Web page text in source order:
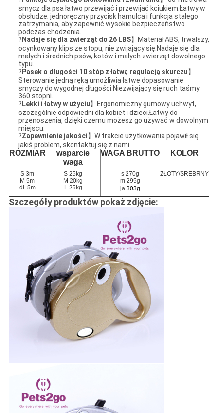
smycz dla psa łatwo przewijać i przewijać kciukiem.Łatwy w
obsłudze, jednoręczny przycisk hamulca i funkcja stałego
zatrzymania, aby zapewnić wysokie bezpieczeństwo
podczas chodzenia.
? Nadaje się dla zwierząt do 26 LBS】Materiał ABS, trwalszy,
ocynkowany klips ze stopu, nie zwijający się.Nadaje się dla
małych i średnich psów, kotów i małych zwierząt dowolnego
typu.
? Pasek o długości 10 stóp z łatwą regulacją skurczu】
Sterowanie jedną ręką umożliwia łatwe dopasowanie
smyczy do wygodnej długości.Niezwijający się ruch taśmy
360 stopni.
? Lekki i łatwy w użyciu】Ergonomiczny gumowy uchwyt,
szczególnie odpowiedni dla kobiet i dzieci.Łatwy do
przenoszenia, dzięki czemu możesz go używać w dowolnym
miejscu.
?Zapewnienie jakości】W trakcie użytkowania pojawił się
jakiś problem, skontaktuj się z nami
ROZMIAR
wsparcie
waga
WAGA BRUTTO KOLOR
S 3m
M 5m
dł. 5m
S 25kg
M 20kg
L 25kg
s 270g
m 295g
ja 303g
ZŁOTY/SREBRNY
Szczegóły produktów pokaż zdjęcie: